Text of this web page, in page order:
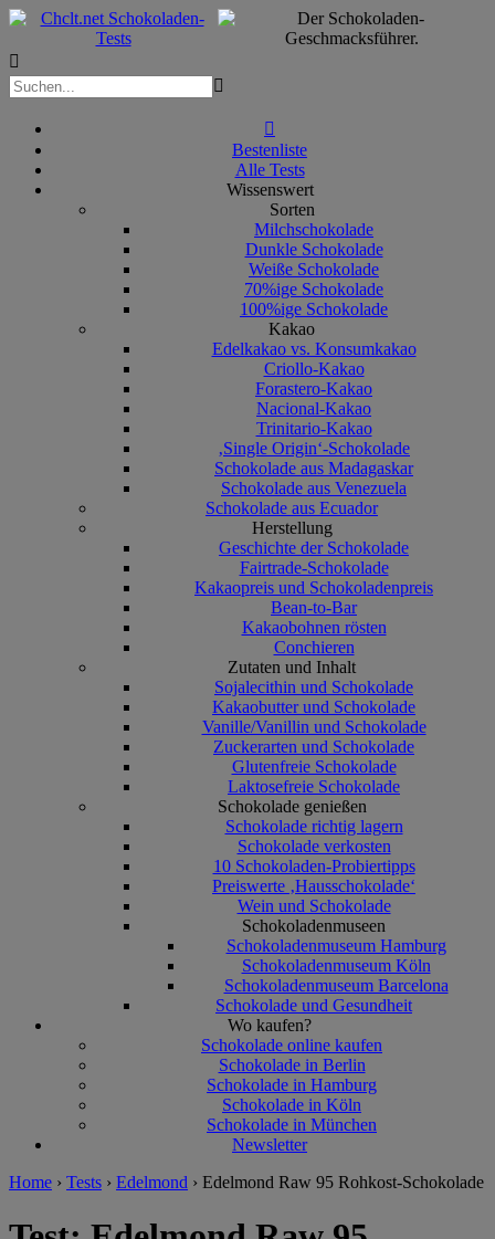



Bestenliste
Alle Tests
Wissenswert
Sorten
Milchschokolade
Dunkle Schokolade
Weiße Schokolade
70%ige Schokolade
100%ige Schokolade
Kakao
Edelkakao vs. Konsumkakao
Criollo-Kakao
Forastero-Kakao
Nacional-Kakao
Trinitario-Kakao
‚Single Origin‘-Schokolade
Schokolade aus Madagaskar
Schokolade aus Venezuela
Schokolade aus Ecuador
Herstellung
Geschichte der Schokolade
Fairtrade-Schokolade
Kakaopreis und Schokoladenpreis
Bean-to-Bar
Kakaobohnen rösten
Conchieren
Zutaten und Inhalt
Sojalecithin und Schokolade
Kakaobutter und Schokolade
Vanille/Vanillin und Schokolade
Zuckerarten und Schokolade
Glutenfreie Schokolade
Laktosefreie Schokolade
Schokolade genießen
Schokolade richtig lagern
Schokolade verkosten
10 Schokoladen-Probiertipps
Preiswerte ‚Hausschokolade‘
Wein und Schokolade
Schokoladenmuseen
Schokoladenmuseum Hamburg
Schokoladenmuseum Köln
Schokoladenmuseum Barcelona
Schokolade und Gesundheit
Wo kaufen?
Schokolade online kaufen
Schokolade in Berlin
Schokolade in Hamburg
Schokolade in Köln
Schokolade in München
Newsletter
Home › Tests › Edelmond › Edelmond Raw 95 Rohkost-Schokolade